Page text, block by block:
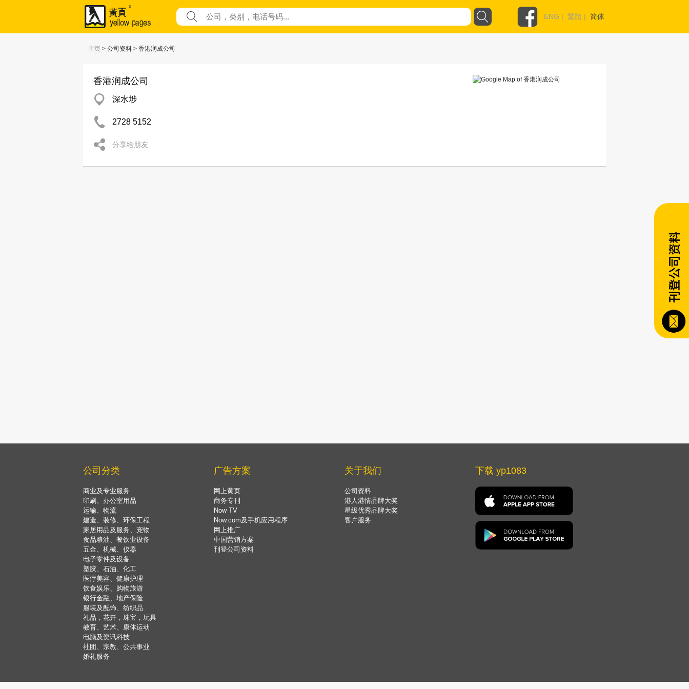
ENG | 繁體 | 简体
主页 > 公司资料 > 香港润成公司
香港润成公司
深水埗
2728 5152
分享给朋友
公司分类
商业及专业服务
印刷、办公室用品
运输、物流
建造、装修、环保工程
家居用品及服务、宠物
食品粮油、餐饮业设备
五金、机械、仪器
电子零件及设备
塑胶、石油、化工
医疗美容、健康护理
饮食娱乐、购物旅游
银行金融、地产保险
服装及配饰、纺织品
礼品，花卉，珠宝，玩具
教育、艺术、康体运动
电脑及资讯科技
社团、宗教、公共事业
婚礼服务
广告方案
网上黄页
商务专刊
Now TV
Now.com及手机应用程序
网上推广
中国营销方案
刊登公司资料
关于我们
公司资料
港人港情品牌大奖
星级优秀品牌大奖
客户服务
下载 yp1083